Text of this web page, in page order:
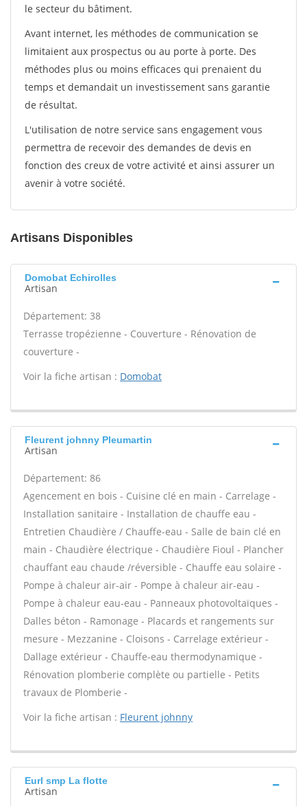
le secteur du bâtiment.
Avant internet, les méthodes de communication se
limitaient aux prospectus ou au porte à porte. Des
méthodes plus ou moins efficaces qui prenaient du
temps et demandait un investissement sans garantie
de résultat.
L'utilisation de notre service sans engagement vous
permettra de recevoir des demandes de devis en
fonction des creux de votre activité et ainsi assurer un
avenir à votre société.
Artisans Disponibles
Domobat Echirolles
Artisan
Département: 38
Terrasse tropézienne - Couverture - Rénovation de
couverture -
Voir la fiche artisan : Domobat
Fleurent johnny Pleumartin
Artisan
Département: 86
Agencement en bois - Cuisine clé en main - Carrelage -
Installation sanitaire - Installation de chauffe eau -
Entretien Chaudière / Chauffe-eau - Salle de bain clé en
main - Chaudière électrique - Chaudière Fioul - Plancher
chauffant eau chaude /réversible - Chauffe eau solaire -
Pompe à chaleur air-air - Pompe à chaleur air-eau -
Pompe à chaleur eau-eau - Panneaux photovoltaïques -
Dalles béton - Ramonage - Placards et rangements sur
mesure - Mezzanine - Cloisons - Carrelage extérieur -
Dallage extérieur - Chauffe-eau thermodynamique -
Rénovation plomberie complète ou partielle - Petits
travaux de Plomberie -
Voir la fiche artisan : Fleurent johnny
Eurl smp La flotte
Artisan